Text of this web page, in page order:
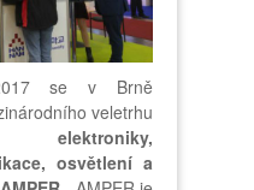
se v Brně
veletrhu
elektroniky,
osvětlení a